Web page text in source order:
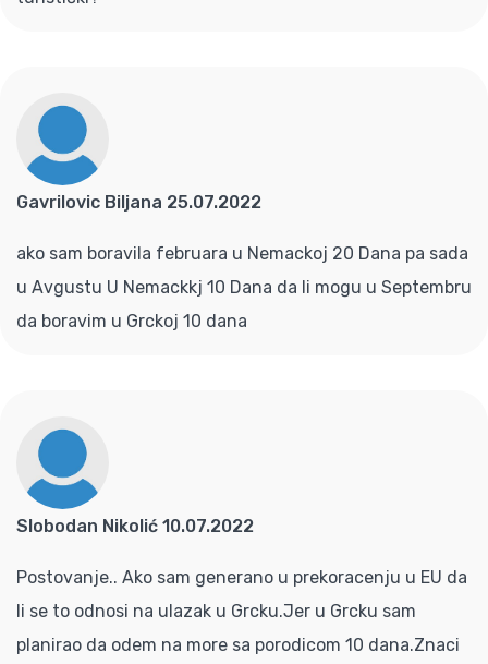
Gavrilovic Biljana 25.07.2022
ako sam boravila februara u Nemackoj 20 Dana pa sada
u Avgustu U Nemackkj 10 Dana da li mogu u Septembru
da boravim u Grckoj 10 dana
Slobodan Nikolić 10.07.2022
Postovanje.. Ako sam generano u prekoracenju u EU da
li se to odnosi na ulazak u Grcku.Jer u Grcku sam
planirao da odem na more sa porodicom 10 dana.Znaci